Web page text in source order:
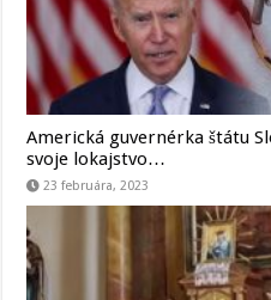
Americká guvernérka štátu
svoje lokajstvo…
23 februára, 2023